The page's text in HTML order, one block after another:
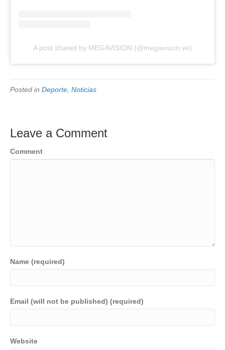
A post shared by MEGAVISION (@megavision.ve)
Posted in Deporte, Noticias
Leave a Comment
Comment
Name (required)
Email (will not be published) (required)
Website